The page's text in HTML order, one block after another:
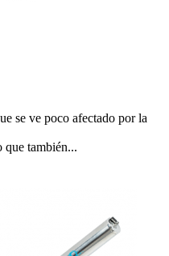
se ve poco afectado por la
que también...